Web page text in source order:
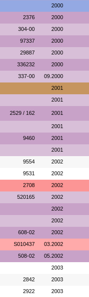
2000
2376 2000
304-00 2000
97337 2000
29887 2000
336232 2000
337-00 09.2000
2001
2001
2529 / 162 2001
2001
9460 2001
2001
9554 2002
9531 2002
2708 2002
520165 2002
2002
2002
608-02 2002
S010437 03.2002
508-02 05.2002
2003
2842 2003
2922 2003